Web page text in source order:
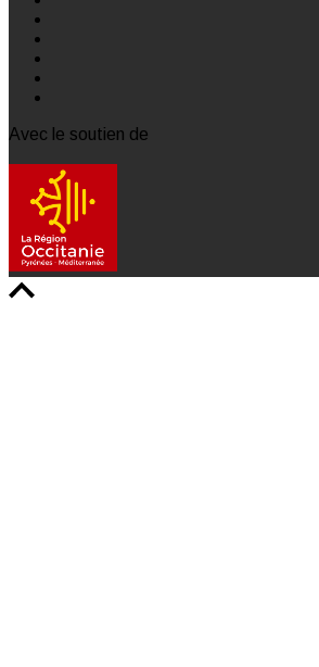
Avec le soutien de